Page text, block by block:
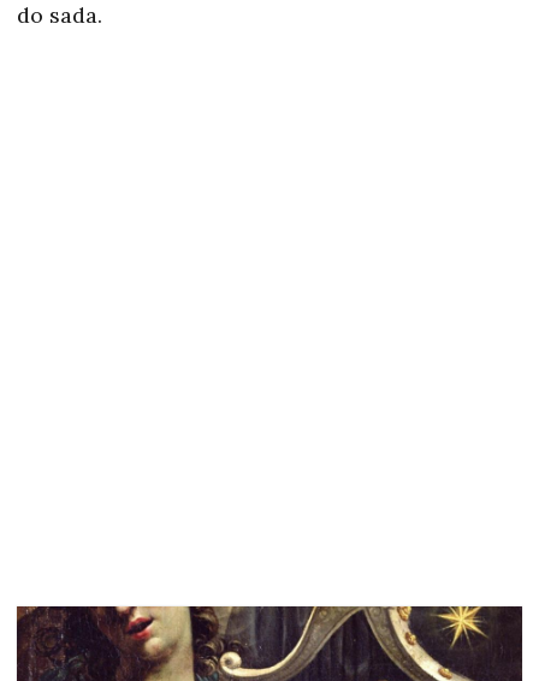
do sada.